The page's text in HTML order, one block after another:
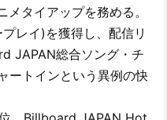
タイアップを務める。
レイ)を獲得し、配信リ
JAPAN総合ソング・チ
ートインという異例の快